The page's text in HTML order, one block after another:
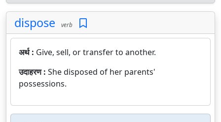
dispose verb
अर्थ : Give, sell, or transfer to another.
उदाहरण : She disposed of her parents'
possessions.